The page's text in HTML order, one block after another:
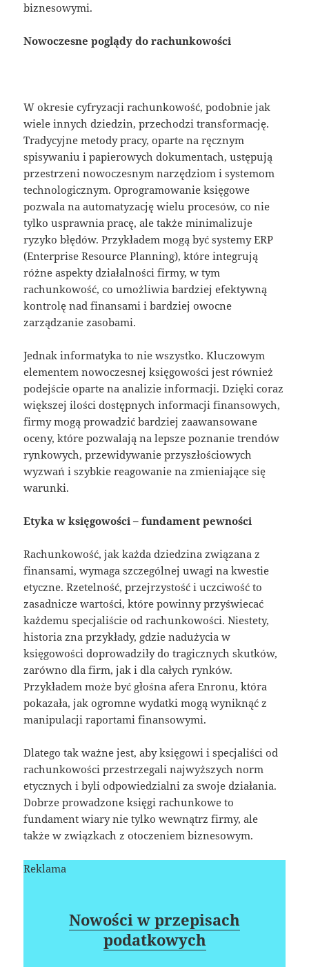
biznesowymi.
Nowoczesne poglądy do rachunkowości
W okresie cyfryzacji rachunkowość, podobnie jak
wiele innych dziedzin, przechodzi transformację.
Tradycyjne metody pracy, oparte na ręcznym
spisywaniu i papierowych dokumentach, ustępują
przestrzeni nowoczesnym narzędziom i systemom
technologicznym. Oprogramowanie księgowe
pozwala na automatyzację wielu procesów, co nie
tylko usprawnia pracę, ale także minimalizuje
ryzyko błędów. Przykładem mogą być systemy ERP
(Enterprise Resource Planning), które integrują
różne aspekty działalności firmy, w tym
rachunkowość, co umożliwia bardziej efektywną
kontrolę nad finansami i bardziej owocne
zarządzanie zasobami.
Jednak informatyka to nie wszystko. Kluczowym
elementem nowoczesnej księgowości jest również
podejście oparte na analizie informacji. Dzięki coraz
większej ilości dostępnych informacji finansowych,
firmy mogą prowadzić bardziej zaawansowane
oceny, które pozwalają na lepsze poznanie trendów
rynkowych, przewidywanie przyszłościowych
wyzwań i szybkie reagowanie na zmieniające się
warunki.
Etyka w księgowości – fundament pewności
Rachunkowość, jak każda dziedzina związana z
finansami, wymaga szczególnej uwagi na kwestie
etyczne. Rzetelność, przejrzystość i uczciwość to
zasadnicze wartości, które powinny przyświecać
każdemu specjaliście od rachunkowości. Niestety,
historia zna przykłady, gdzie nadużycia w
księgowości doprowadziły do tragicznych skutków,
zarówno dla firm, jak i dla całych rynków.
Przykładem może być głośna afera Enronu, która
pokazała, jak ogromne wydatki mogą wyniknąć z
manipulacji raportami finansowymi.
Dlatego tak ważne jest, aby księgowi i specjaliści od
rachunkowości przestrzegali najwyższych norm
etycznych i byli odpowiedzialni za swoje działania.
Dobrze prowadzone księgi rachunkowe to
fundament wiary nie tylko wewnątrz firmy, ale
także w związkach z otoczeniem biznesowym.
Reklama
Nowości w przepisach
podatkowych